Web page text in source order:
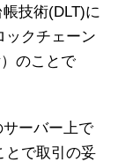
技術(DLT)に
ックチェーン
のことで
ーバー上で
とで取引の妥